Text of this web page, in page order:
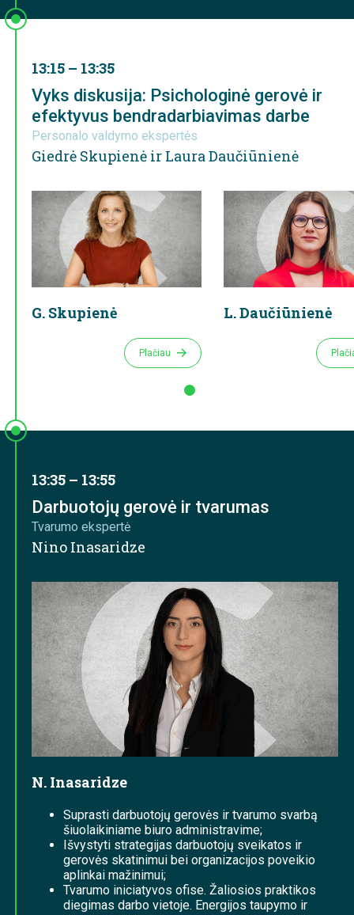
13:15 – 13:35
Vyks diskusija: Psichologinė gerovė ir
efektyvus bendradarbiavimas darbe
Personalo valdymo ekspertės
Giedrė Skupienė ir Laura Daučiūnienė
G. Skupienė
Plačiau
L. Daučiūnienė
13:35 – 13:55
Darbuotojų gerovė ir tvarumas
Tvarumo ekspertė
Nino Inasaridze
N. Inasaridze
Suprasti darbuotojų gerovės ir tvarumo svarbą
šiuolaikiniame biuro administravime;
Išvystyti strategijas darbuotojų sveikatos ir
gerovės skatinimui bei organizacijos poveikio
aplinkai mažinimui;
Tvarumo iniciatyvos ofise. Žaliosios praktikos
diegimas darbo vietoje. Energijos taupymo ir